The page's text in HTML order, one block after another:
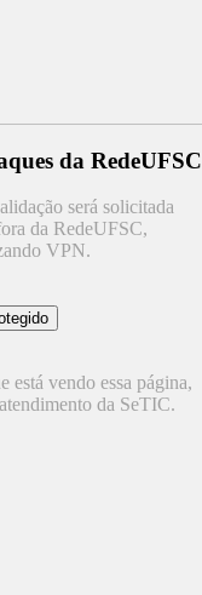
da RedeUFSC
será solicitada
da RedeUFSC,
VPN.
está vendo essa página,
da SeTIC.